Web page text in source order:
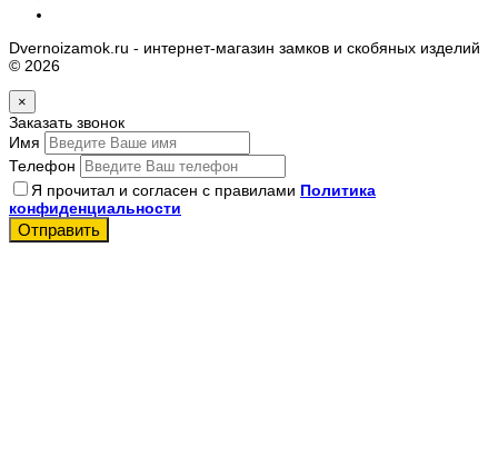
Dvernoizamok.ru - интернет-магазин замков и скобяных изделий
© 2026
×
Заказать звонок
Имя
Телефон
Я прочитал и согласен с правилами Политика
конфиденциальности
Отправить